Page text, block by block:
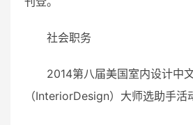
社会职务
2014第八届美国室内设计中
（InteriorDesign）大师选助手活